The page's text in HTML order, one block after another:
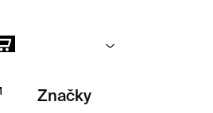
Prázdný košík
Značky